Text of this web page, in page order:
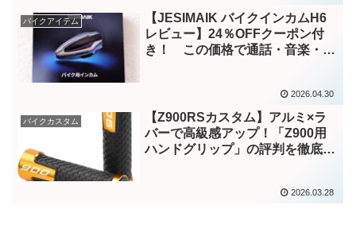
バイクアイテム
【JESIMAIK バイクインカムH6
レビュー】24％OFFクーポン付
き！ この価格で通話・音楽・ナ
2026.04.30
バイクカスタム
【Z900RSカスタム】アルミ×ラ
バーで高級感アップ！「Z900用
ハンドグリップ」の評判を徹底調
2026.03.28